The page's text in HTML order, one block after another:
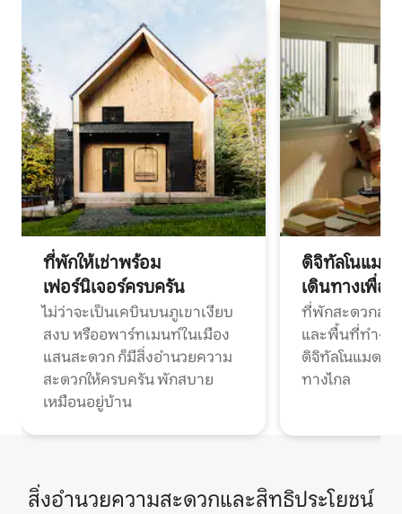
ที่พักให้เช่าพร้อม
เฟอร์นิเจอร์ครบครัน
ไม่ว่าจะเป็นเคบินบนภูเขาเงียบ
สงบ หรืออพาร์ทเมนท์ในเมือง
แสนสะดวก ก็มีสิ่งอำนวยความ
สะดวกให้ครบครัน พักสบาย
เหมือนอยู่บ้าน
ดิจิทัลโนแมด
เดินทางเพื่อ
ที่พักสะดวกสบ
และพื้นที่ทำงา
ดิจิทัลโนแมดแ
ทางไกล
สิ่งอำนวยความสะดวกและสิทธิประโยชน์